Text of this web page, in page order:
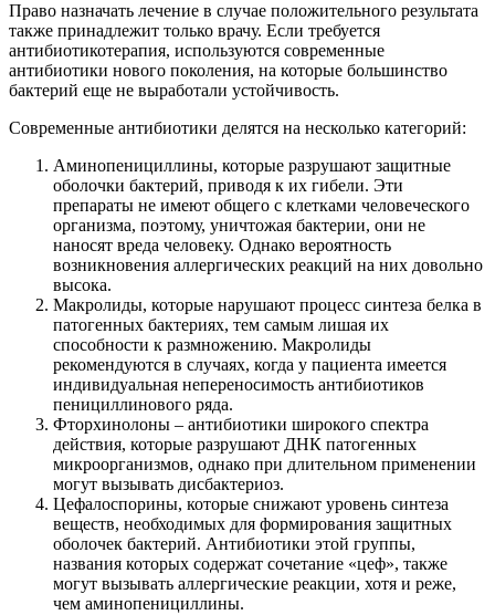
Право назначать лечение в случае положительного результата
также принадлежит только врачу. Если требуется
антибиотикотерапия, используются современные
антибиотики нового поколения, на которые большинство
бактерий еще не выработали устойчивость.
Современные антибиотики делятся на несколько категорий:
Аминопенициллины, которые разрушают защитные
оболочки бактерий, приводя к их гибели. Эти
препараты не имеют общего с клетками человеческого
организма, поэтому, уничтожая бактерии, они не
наносят вреда человеку. Однако вероятность
возникновения аллергических реакций на них довольно
высока.
Макролиды, которые нарушают процесс синтеза белка в
патогенных бактериях, тем самым лишая их
способности к размножению. Макролиды
рекомендуются в случаях, когда у пациента имеется
индивидуальная непереносимость антибиотиков
пенициллинового ряда.
Фторхинолоны – антибиотики широкого спектра
действия, которые разрушают ДНК патогенных
микроорганизмов, однако при длительном применении
могут вызывать дисбактериоз.
Цефалоспорины, которые снижают уровень синтеза
веществ, необходимых для формирования защитных
оболочек бактерий. Антибиотики этой группы,
названия которых содержат сочетание «цеф», также
могут вызывать аллергические реакции, хотя и реже,
чем аминопенициллины.